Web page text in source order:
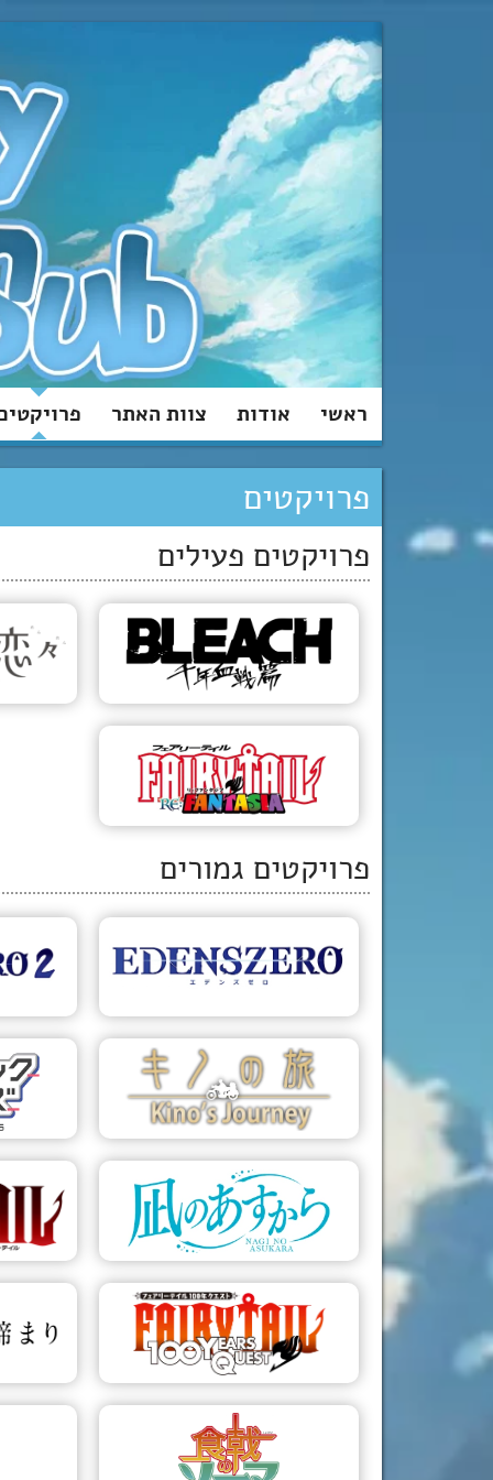
ראשי אודות צוות האתר
פרויקטים
פרויקטים פעילים
52 פרקים
בליץ': מלחמת הדם
בת אלף השנים
9 צ'אפטרים
פיירי טייל: RE:
פנטזיה
דף הפרויקט
פרויקטים גמורים
25 פרקים
אדנס זירו
דף הפרויקט
13 פרקים
המסע של קינו: העולם
היפה
דף הפרויקט